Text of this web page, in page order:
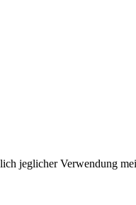
jeglicher Verwendung